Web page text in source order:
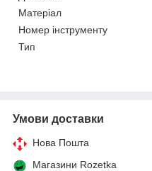
Матеріал
Номер інструменту
Тип
Умови доставки
Нова Пошта
Магазини Rozetka